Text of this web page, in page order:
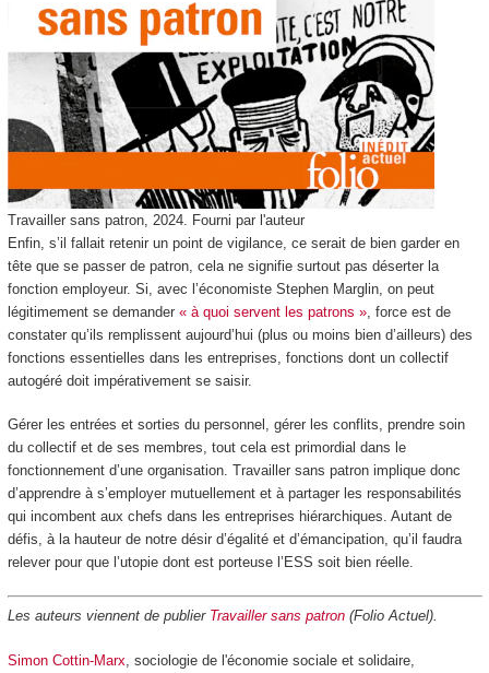
Travailler sans patron, 2024.
Fourni par l'auteur
Enfin, s’il fallait retenir un point de vigilance, ce serait de bien garder en
tête que se passer de patron, cela ne signifie surtout pas déserter la
fonction employeur. Si, avec l’économiste Stephen Marglin, on peut
légitimement se demander « à quoi servent les patrons », force est de
constater qu’ils remplissent aujourd’hui (plus ou moins bien d’ailleurs) des
fonctions essentielles dans les entreprises, fonctions dont un collectif
autogéré doit impérativement se saisir.
Gérer les entrées et sorties du personnel, gérer les conflits, prendre soin
du collectif et de ses membres, tout cela est primordial dans le
fonctionnement d’une organisation. Travailler sans patron implique donc
d’apprendre à s’employer mutuellement et à partager les responsabilités
qui incombent aux chefs dans les entreprises hiérarchiques. Autant de
défis, à la hauteur de notre désir d’égalité et d’émancipation, qu’il faudra
relever pour que l’utopie dont est porteuse l’ESS soit bien réelle.
Les auteurs viennent de publier Travailler sans patron(Folio Actuel).
Simon Cottin-Marx , sociologie de l'économie sociale et solidaire,